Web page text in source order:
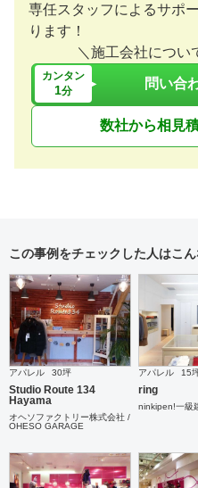
専任スタッフによるサポ
ります！
＼施工会社につい
カンタン
1分 問い合
数社から相見
この事例をチェックした人はこ
アパレル 30坪
Studio Route 134
Hayama
オヘソファクトリー株式会社 /
OHESO GARAGE
アパレル 15
ring
ninkipen!一級